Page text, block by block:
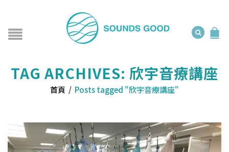
TAG ARCHIVES: 欣宇音療講座
首頁 / Posts tagged "欣宇音療講座"